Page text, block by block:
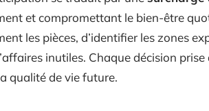
et compromettant le bien-être
les pièces, d’identifier les zones
inutiles. Chaque décision
qualité de vie future.